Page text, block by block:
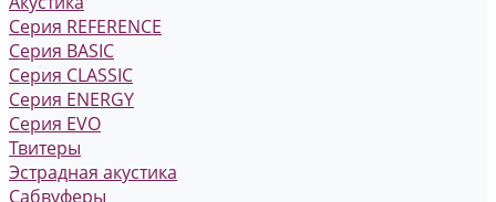
Серия REFERENCE
Серия BASIC
Серия CLASSIC
Серия ENERGY
Серия EVO
Твитеры
Эстрадная акустика
Сабвуферы